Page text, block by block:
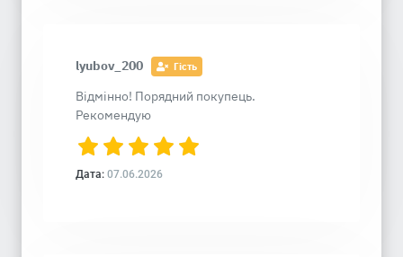
lyubov_200 Гість
Відмінно! Порядний покупець.
Рекомендую
Дата: 07.06.2026